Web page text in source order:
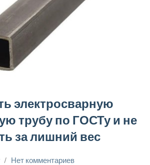
электросварную
трубу по ГОСТу и не
за лишний вес
Нет комментариев